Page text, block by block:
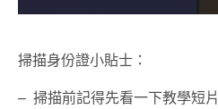
掃描身份證小貼士：
– 掃描前記得先看一下教學短片